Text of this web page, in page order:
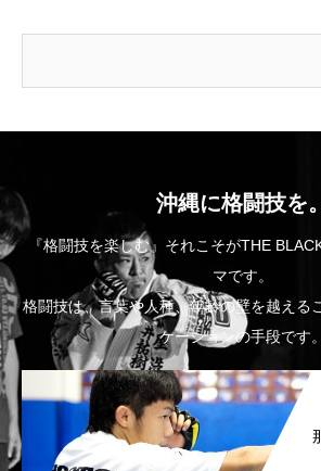
沖縄に格闘技を。
『格闘技を楽しむ』それこそがTHE
マです。
格闘技は、言葉や人種、年齢の壁を越える
ケーションの手段です。